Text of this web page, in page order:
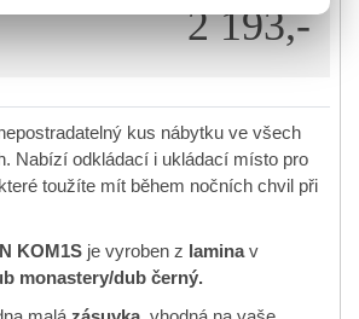
2 193,-
kus nábytku ve všech
Nabízí odkládací i ukládací místo pro
toužíte mít během nočních chvil při
KOM1S je vyroben z laminav
monastery/dub černý.